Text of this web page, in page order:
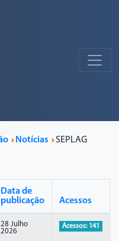
Notícias SEPLAG
Data de
publicação
Acessos
28 Julho
2026
Acessos: 141